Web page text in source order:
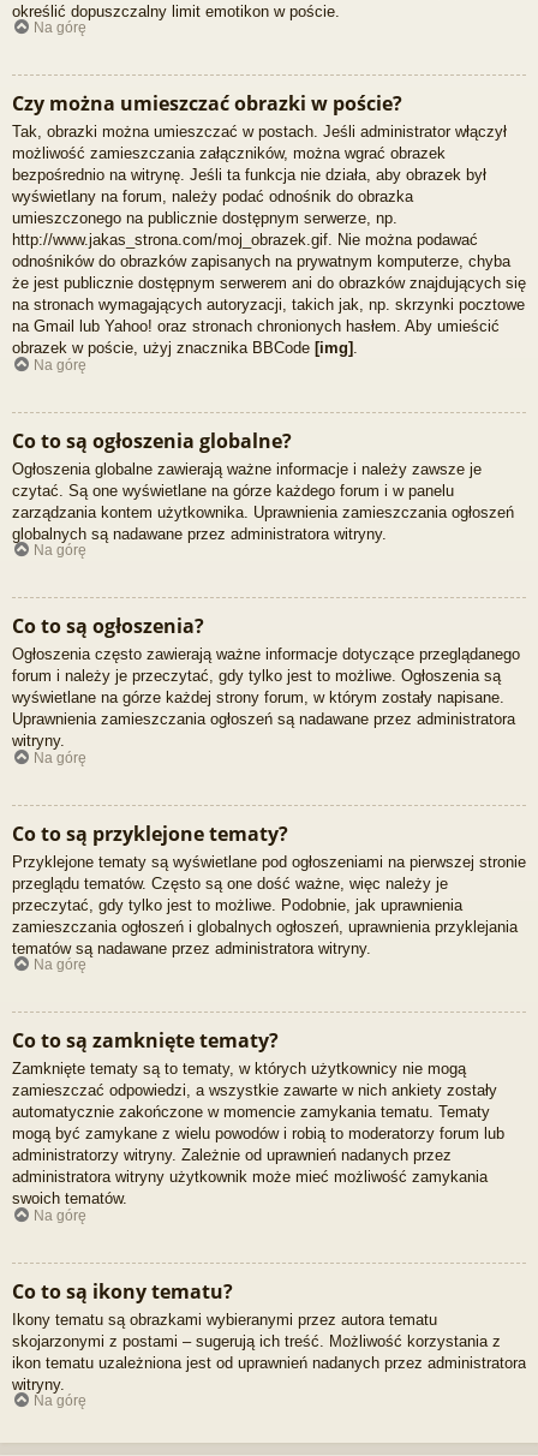
określić dopuszczalny limit emotikon w poście.
Na górę
Czy można umieszczać obrazki w poście?
Tak, obrazki można umieszczać w postach. Jeśli administrator włączył
możliwość zamieszczania załączników, można wgrać obrazek
bezpośrednio na witrynę. Jeśli ta funkcja nie działa, aby obrazek był
wyświetlany na forum, należy podać odnośnik do obrazka
umieszczonego na publicznie dostępnym serwerze, np.
http://www.jakas_strona.com/moj_obrazek.gif. Nie można podawać
odnośników do obrazków zapisanych na prywatnym komputerze, chyba
że jest publicznie dostępnym serwerem ani do obrazków znajdujących się
na stronach wymagających autoryzacji, takich jak, np. skrzynki pocztowe
na Gmail lub Yahoo! oraz stronach chronionych hasłem. Aby umieścić
obrazek w poście, użyj znacznika BBCode [img] .
Na górę
Co to są ogłoszenia globalne?
Ogłoszenia globalne zawierają ważne informacje i należy zawsze je
czytać. Są one wyświetlane na górze każdego forum i w panelu
zarządzania kontem użytkownika. Uprawnienia zamieszczania ogłoszeń
globalnych są nadawane przez administratora witryny.
Na górę
Co to są ogłoszenia?
Ogłoszenia często zawierają ważne informacje dotyczące przeglądanego
forum i należy je przeczytać, gdy tylko jest to możliwe. Ogłoszenia są
wyświetlane na górze każdej strony forum, w którym zostały napisane.
Uprawnienia zamieszczania ogłoszeń są nadawane przez administratora
witryny.
Na górę
Co to są przyklejone tematy?
Przyklejone tematy są wyświetlane pod ogłoszeniami na pierwszej stronie
przeglądu tematów. Często są one dość ważne, więc należy je
przeczytać, gdy tylko jest to możliwe. Podobnie, jak uprawnienia
zamieszczania ogłoszeń i globalnych ogłoszeń, uprawnienia przyklejania
tematów są nadawane przez administratora witryny.
Na górę
Co to są zamknięte tematy?
Zamknięte tematy są to tematy, w których użytkownicy nie mogą
zamieszczać odpowiedzi, a wszystkie zawarte w nich ankiety zostały
automatycznie zakończone w momencie zamykania tematu. Tematy
mogą być zamykane z wielu powodów i robią to moderatorzy forum lub
administratorzy witryny. Zależnie od uprawnień nadanych przez
administratora witryny użytkownik może mieć możliwość zamykania
swoich tematów.
Na górę
Co to są ikony tematu?
Ikony tematu są obrazkami wybieranymi przez autora tematu
skojarzonymi z postami – sugerują ich treść. Możliwość korzystania z
ikon tematu uzależniona jest od uprawnień nadanych przez administratora
witryny.
Na górę